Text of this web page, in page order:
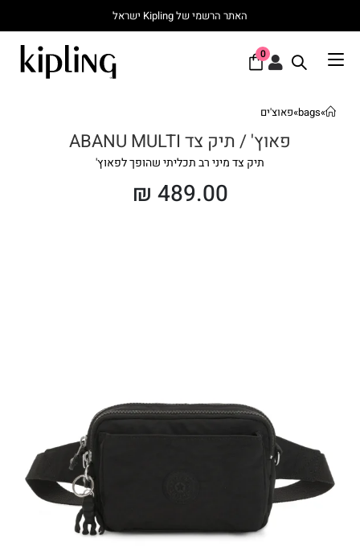
האתר הרשמי של Kipling ישראל
0
»
bags
»פאוצ'ים
פאוץ' / תיק צד ABANU MULTI
תיק צד מיני רב תכליתי שהופך לפאוץ'
₪ 489.00